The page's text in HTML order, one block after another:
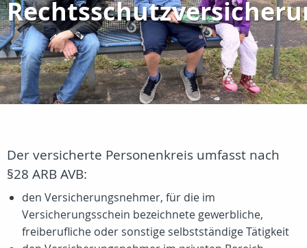
Der versicherte Personenkreis umfasst nach
§28 ARB AVB:
den Versicherungsnehmer, für die im
Versicherungsschein bezeichnete gewerbliche,
freiberufliche oder sonstige selbstständige Tätigkeit